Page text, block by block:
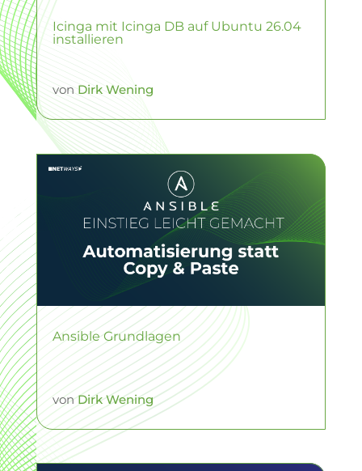
Icinga mit Icinga DB auf Ubuntu 26.04
installieren
vonDirk Wening
Ansible Grundlagen
vonDirk Wening